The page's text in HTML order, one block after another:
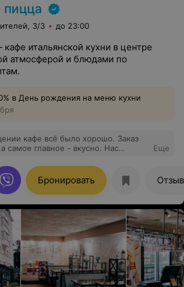
пицца
3/3 до 23:00
итальянской кухни в центре
атмосферой и блюдами по
в День рождения на меню кухни
кафе всё было хорошо. Заказ
самое главное - вкусно. Нас
уровне. Зарядила
улыбкой на весь оставшийся день.
Еще
Бронировать